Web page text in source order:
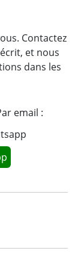
Contactez
et nous
dans les
email :